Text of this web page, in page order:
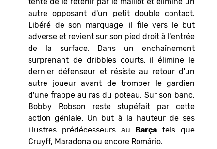
tente de le retenir par le maillot et élimine un
autre opposant d'un petit double contact.
Libéré de son marquage, il file vers le but
adverse et revient sur son pied droit à l'entrée
de la surface. Dans un enchaînement
surprenant de dribbles courts, il élimine le
dernier défenseur et résiste au retour d'un
autre joueur avant de tromper le gardien
d'une frappe au ras du poteau. Sur son banc,
Bobby Robson reste stupéfait par cette
action géniale. Un but à la hauteur de ses
illustres prédécesseurs au
Barça tels que
Cruyff, Maradona ou encore Romário.